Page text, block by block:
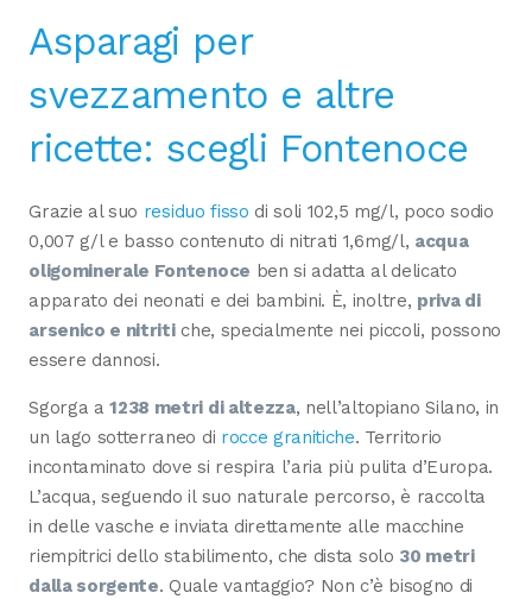
Asparagi per
svezzamento e altre
ricette: scegli Fontenoce
Grazie al suo residuo fisso di soli 102,5 mg/l, poco sodio
0,007 g/l e basso contenuto di nitrati 1,6mg/l, acqua
oligominerale Fontenoce ben si adatta al delicato
apparato dei neonati e dei bambini. È, inoltre, priva di
arsenico e nitritiche, specialmente nei piccoli, possono
essere dannosi.
Sgorga a1238 metri di altezza, nell’altopiano Silano, in
un lago sotterraneo di rocce granitiche. Territorio
incontaminato dove si respira l’aria più pulita d’Europa.
L’acqua, seguendo il suo naturale percorso, è raccolta
in delle vasche e inviata direttamente alle macchine
riempitrici dello stabilimento, che dista solo 30 metri
dalla sorgente. Quale vantaggio? Non c’è bisogno di